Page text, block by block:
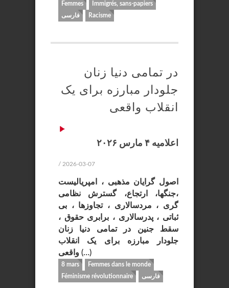
Femmes
Immigrés, sans-papiers
فارسی
Racisme
در تمامی دنیا زنان
جلودار مبارزه برای یک
انقلاب واقعی
اعلامیه ۴ مارس ۲۰۲۶
/ 2026-03-07
اصول گرایان مذهبی ، امپریالیست
،جنگها، ارتجاع، گسترش نظامی
گری ، مردسالاری ، تجاوزها ، بی
ثباتی ، پدرسالاری ، برابری حقوق ،
سقط جنین در تمامی دنیا زنان
جلودار مبارزه برای یک انقلاب
واقعی (…)
8 mars
Femmes dans le monde
Féminisme révolutionnaire
فارسی